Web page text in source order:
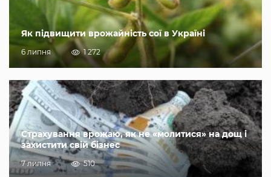
Як підвищити врожайність сої в Україні
6 липня 1 272
Страхування врожаю, як не «молитися» на дощ і
захистити свій бізнес
7 липня 510